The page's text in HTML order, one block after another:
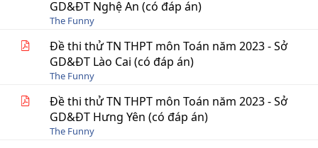
GD&ĐT Nghệ An (có đáp án)
The Funny
Đề thi thử TN THPT môn Toán năm 2023 - Sở
GD&ĐT Lào Cai (có đáp án)
The Funny
Đề thi thử TN THPT môn Toán năm 2023 - Sở
GD&ĐT Hưng Yên (có đáp án)
The Funny